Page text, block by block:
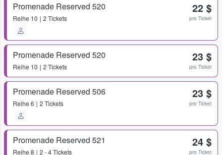
Promenade Reserved 520
Reihe 10 2 Tickets
22 $
pro Ticket
Promenade Reserved 520
Reihe 10 2 Tickets
23 $
pro Ticket
Promenade Reserved 506
Reihe 6 2 Tickets
23 $
pro Ticket
Promenade Reserved 521
Reihe 8 2 - 4 Tickets
24 $
pro Ticket